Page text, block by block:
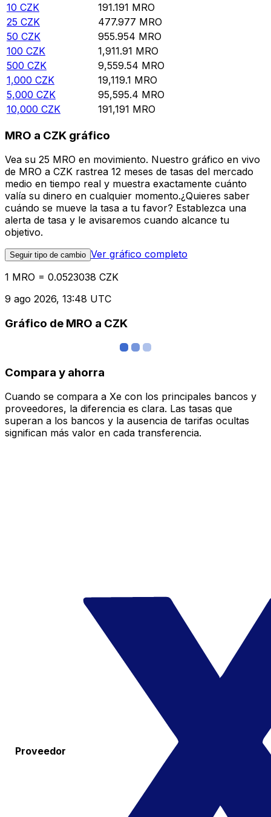
10 CZK 191.191 MRO
25 CZK 477.977 MRO
50 CZK 955.954 MRO
100 CZK 1,911.91 MRO
500 CZK 9,559.54 MRO
1,000 CZK 19,119.1 MRO
5,000 CZK 95,595.4 MRO
10,000 CZK 191,191 MRO
MRO a CZK gráfico
Vea su 25 MRO en movimiento. Nuestro gráfico en vivo
de MRO a CZK rastrea 12 meses de tasas del mercado
medio en tiempo real y muestra exactamente cuánto
valía su dinero en cualquier momento.¿Quieres saber
cuándo se mueve la tasa a tu favor? Establezca una
alerta de tasa y le avisaremos cuando alcance tu
objetivo.
Seguir tipo de cambio Ver gráfico completo
1 MRO = 0.0523038 CZK
9 ago 2026, 13:48 UTC
Gráfico de MRO a CZK
Compara y ahorra
Cuando se compara a Xe con los principales bancos y
proveedores, la diferencia es clara. Las tasas que
superan a los bancos y la ausencia de tarifas ocultas
significan más valor en cada transferencia.
Proveedor